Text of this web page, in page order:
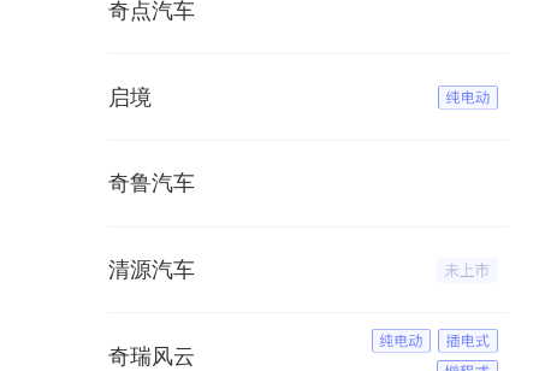
奇点汽车
启境
奇鲁汽车
清源汽车
奇瑞风云